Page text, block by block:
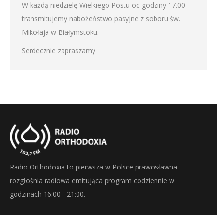
W każdą niedzielę Wielkiego Postu od godziny 17.00
transmitujemy nabożeństwo pasyjne z soboru św.
Mikołaja w Białymstoku.
Serdecznie zapraszamy
Radio Orthodoxia to pierwsza w Polsce prawosławna
rozgłośnia radiowa emitująca program codziennie w
godzinach 16:00 - 21:00.